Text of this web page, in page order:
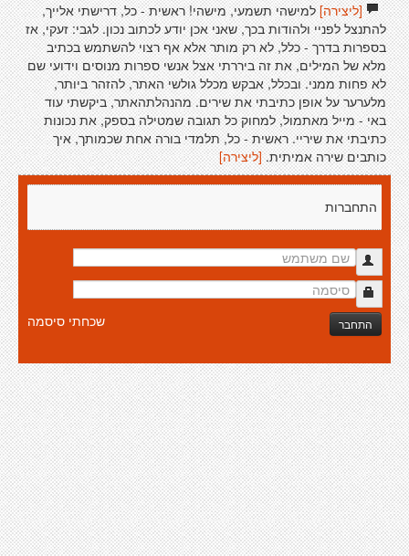
[ליצירה]למישהי תשמעי, מישהי! ראשית - כל, דרישתי אלייך,
להתנצל לפניי ולהודות בכך, שאני אכן יודע לכתוב נכון. לגבי: זעקי, אז
בספרות בדרך - כלל, לא רק מותר אלא אף רצוי להשתמש בכתיב
מלא של המילים, את זה ביררתי אצל אנשי ספרות מנוסים וידועי שם
לא פחות ממני. ובכלל, אבקש מכלל גולשי האתר, להזהר ביותר,
מלערער על אופן כתיבתי את שירים. מהנהלתהאתר, ביקשתי עוד
באי - מייל מאתמול, למחוק כל תגובה שמטילה בספק, את נכונות
כתיבתי את שיריי. ראשית - כל, תלמדי בורה אחת שכמותך, איך
כותבים שירה אמיתית.[ליצירה]
התחברות
התחבר שכחתי סיסמה